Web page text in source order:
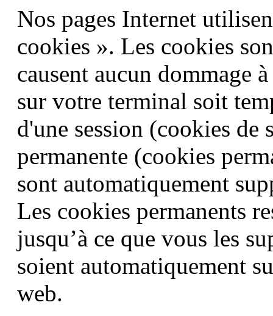
Nos pages Internet
cookies ». Les cookies
causent aucun dommage
sur votre terminal soit
d'une session (cookies de
permanente (cookies
sont automatiquement
Les cookies permanents
jusqu’à ce que vous les
soient automatiquement
web.